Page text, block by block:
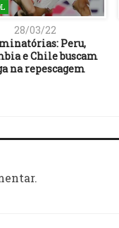
28/03/22
Peru,
e Chile buscam
na repescagem